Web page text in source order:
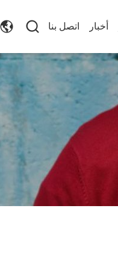
أخبار اتصل بنا